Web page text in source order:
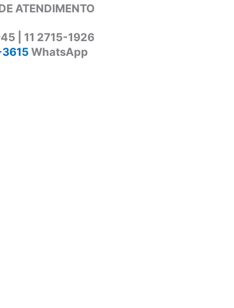
ATENDIMENTO
| 11 2715-1926
3615 WhatsApp